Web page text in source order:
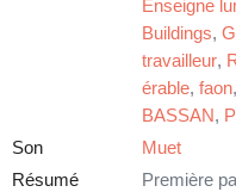
Enseigne
Buildings,
travailleur,
érable, faon,
BASSAN,
Son
Muet
Résumé
Première